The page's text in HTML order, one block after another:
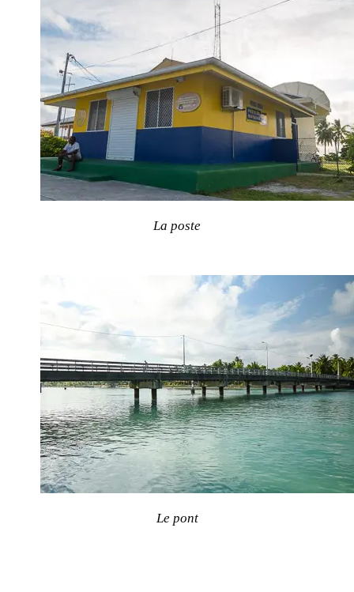
La poste
Le pont